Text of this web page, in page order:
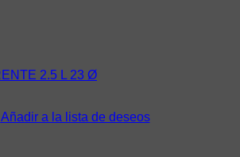
Añadir a la lista de deseos